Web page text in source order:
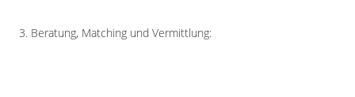
3. Beratung, Matching und Vermittlung: